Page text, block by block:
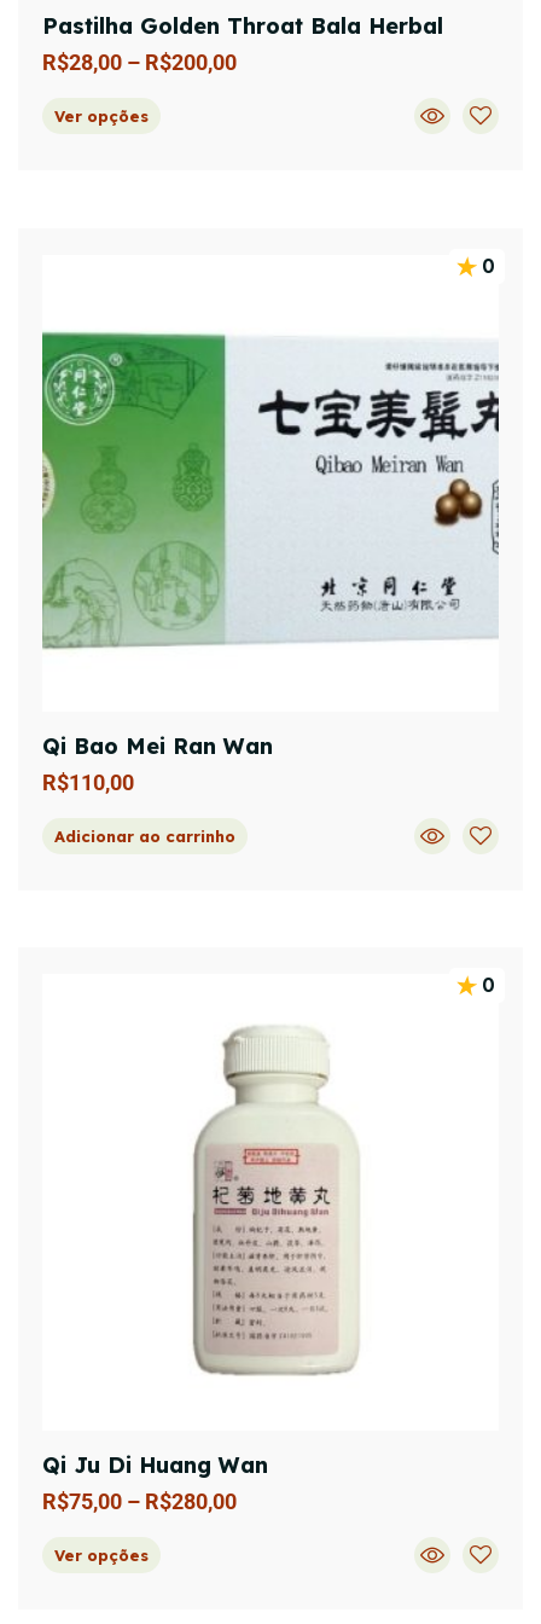
Pastilha Golden Throat Bala Herbal
R$28,00 – R$200,00
Ver opções
0
Qi Bao Mei Ran Wan
R$110,00
Adicionar ao carrinho
0
Qi Ju Di Huang Wan
R$75,00 – R$280,00
Ver opções